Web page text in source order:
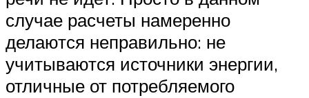
случае расчеты намеренно
делаются неправильно: не
учитываются источники энергии,
отличные от потребляемого